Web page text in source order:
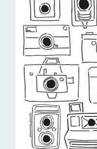
Netjes opbergen
Papier en karton
Ponsen
Ribbelaar
Snijmaterialen
Speciaal papier
Stans machine en
Stempels en zo